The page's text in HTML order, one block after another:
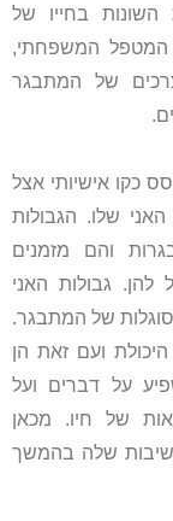
השונות בחייו של
המטפל המשפחתי,
של המתבגר
כקו אישיותי אצל
שלו. הגבולות
והם מזמנים
גבולות האני
של המתבגר.
ועם זאת הן
על דברים ועל
של חיו. מכאן
שלה בהמשך